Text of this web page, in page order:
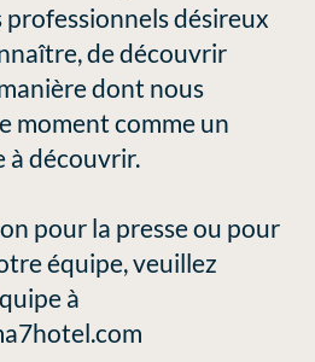
désireux
de découvrir
dont nous
moment comme un
à découvrir.
pour la presse ou pour
équipe, veuillez
à